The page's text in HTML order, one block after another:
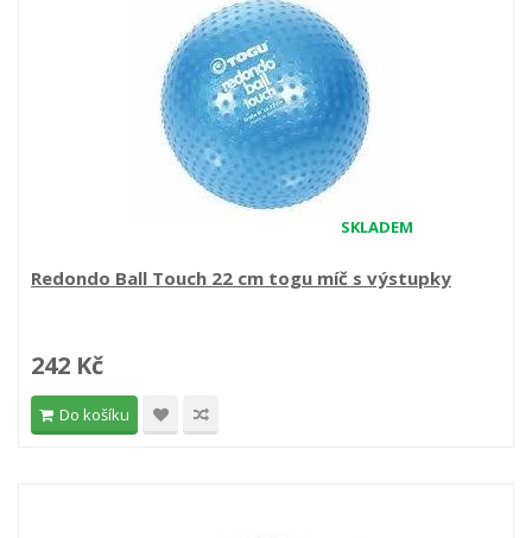
SKLADEM
Redondo Ball Touch 22 cm togu míč s výstupky
242 Kč
Do košíku